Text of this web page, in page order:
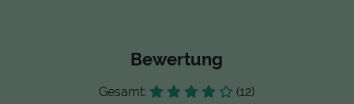
Bewertung
Gesamt: (12)